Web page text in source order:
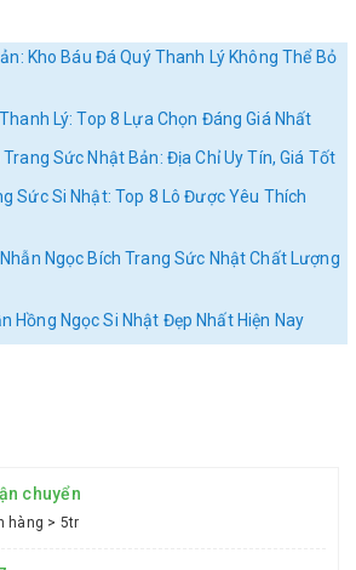
Kho Báu Đá Quý Thanh Lý Không Thể Bỏ
Lý: Top 8 Lựa Chọn Đáng Giá Nhất
Sức Nhật Bản: Địa Chỉ Uy Tín, Giá Tốt
Sức Si Nhật: Top 8 Lô Được Yêu Thích
Ngọc Bích Trang Sức Nhật Chất Lượng
Hồng Ngọc Si Nhật Đẹp Nhất Hiện Nay
chuyển
hàng > 5tr